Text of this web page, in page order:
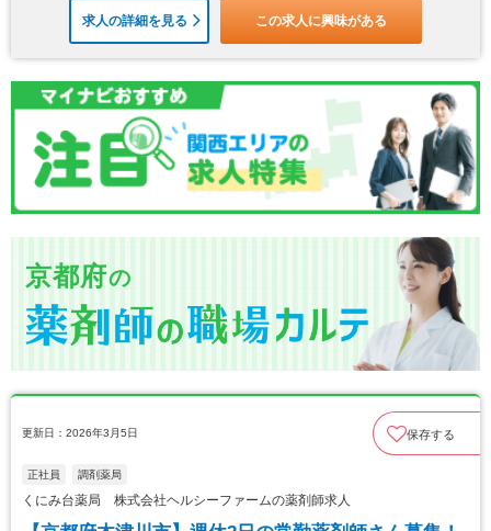
求人の詳細を見る この求人に興味がある
京都府の
更新日：2026年3月5日 保存する
正社員 調剤薬局
くにみ台薬局 株式会社ヘルシーファームの薬剤師求人